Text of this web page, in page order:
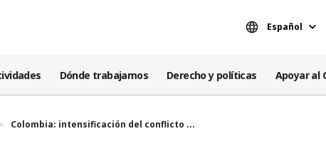
Español
Dónde trabajamos Derecho y políticas Apoyar al
Colombia: intensificación del conflicto ...